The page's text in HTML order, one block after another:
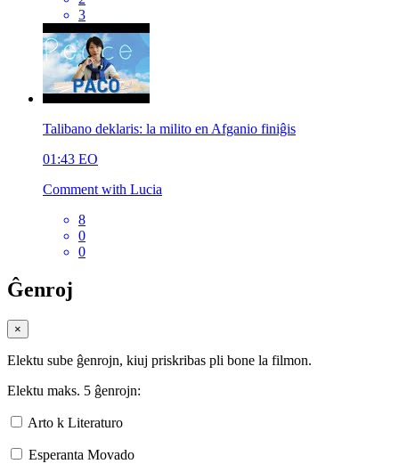
3
Talibano deklaris: la milito en Afganio finiĝis
01:43 EO
Comment with Lucia
8
0
0
Ĝenroj
×
Elektu sube ĝenrojn, kiuj priskribas pli bone la filmon.
Elektu maks. 5 ĝenrojn:
Arto k Literaturo
Esperanta Movado